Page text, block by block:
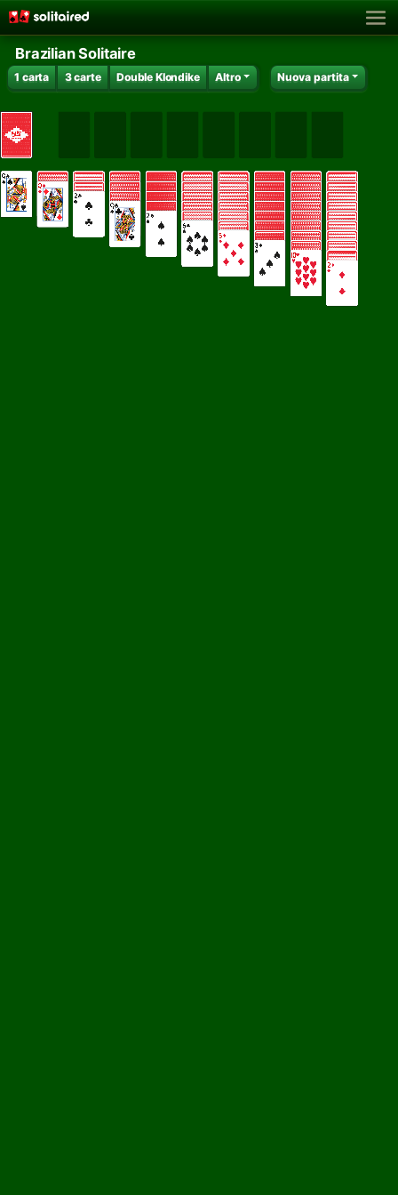
Brazilian Solitaire
1 carta 3 carte Double Klondike Altro Nuova partita